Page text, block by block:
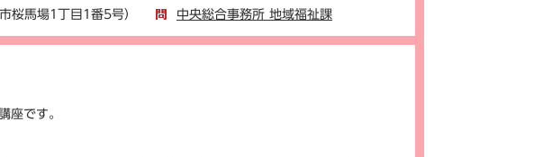
桜馬場1丁目1番5号）
中央総合事務所 地域福祉課
座です。